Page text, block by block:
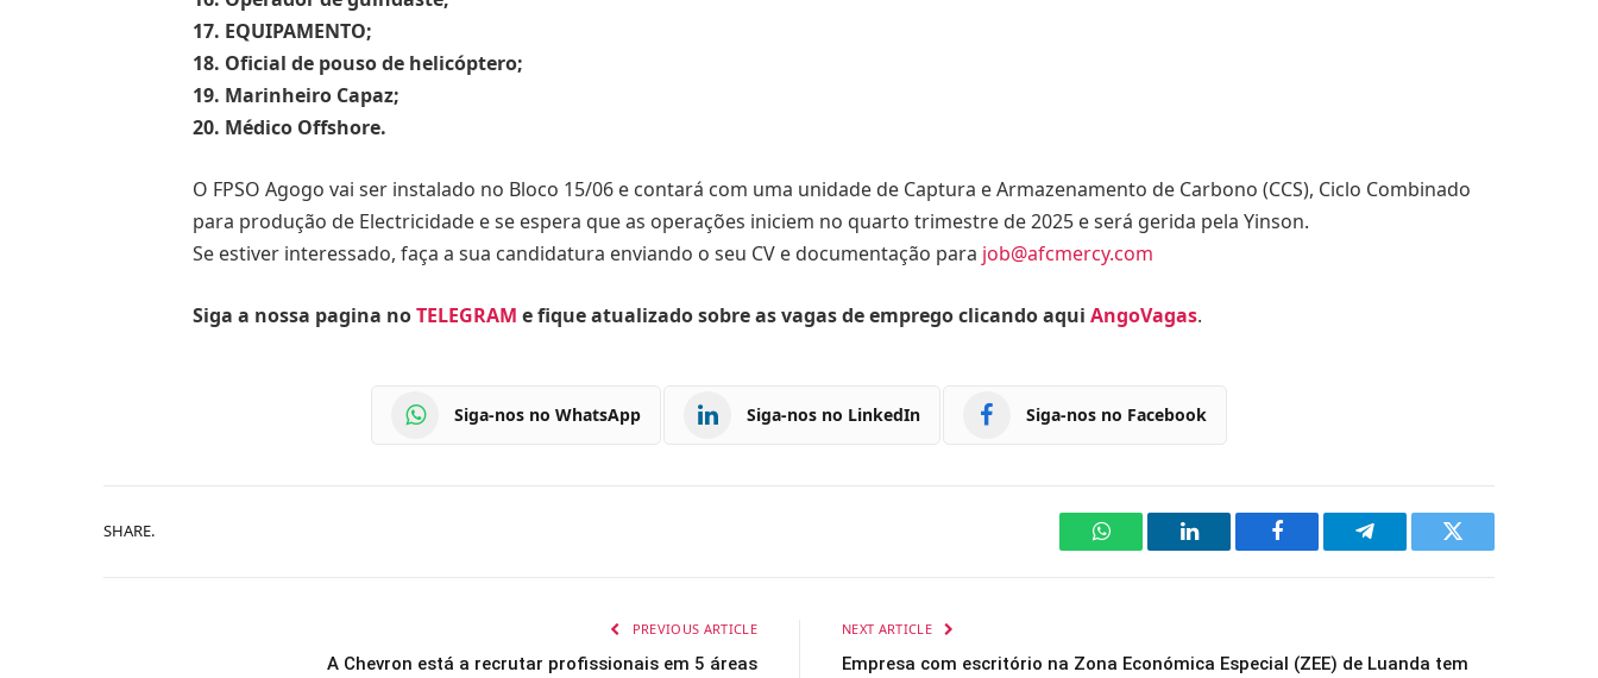
17. EQUIPAMENTO;
18. Oficial de pouso de helicóptero;
19. Marinheiro Capaz;
20. Médico Offshore.
O FPSO Agogo vai ser instalado no Bloco 15/06 e contará com uma unidade de Captura e Armazenamento de Carbono (CCS), Ciclo Combinado
para produção de Electricidade e se espera que as operações iniciem no quarto trimestre de 2025 e será gerida pela Yinson.
Se estiver interessado, faça a sua candidatura enviando o seu CV e documentação para job@afcmercy.com
Siga a nossa pagina noTELEGRAM e fique atualizado sobre as vagas de emprego clicando aqui AngoVagas.
Siga-nos no WhatsApp Siga-nos no LinkedIn Siga-nos no Facebook
SHARE.
WhatsAppLinkedIn Facebook Telegram Twitter
PREVIOUS ARTICLE
A Chevron está a recrutar profissionais em 5 áreas
NEXT ARTICLE
Empresa com escritório na Zona Económica Especial (ZEE) de Luanda tem